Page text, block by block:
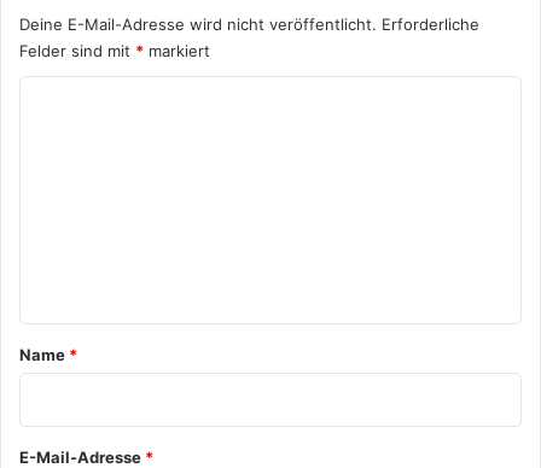
Deine E-Mail-Adresse wird nicht veröffentlicht. Erforderliche
Felder sind mit * markiert
a
*
Name *
E-Mail-Adresse *